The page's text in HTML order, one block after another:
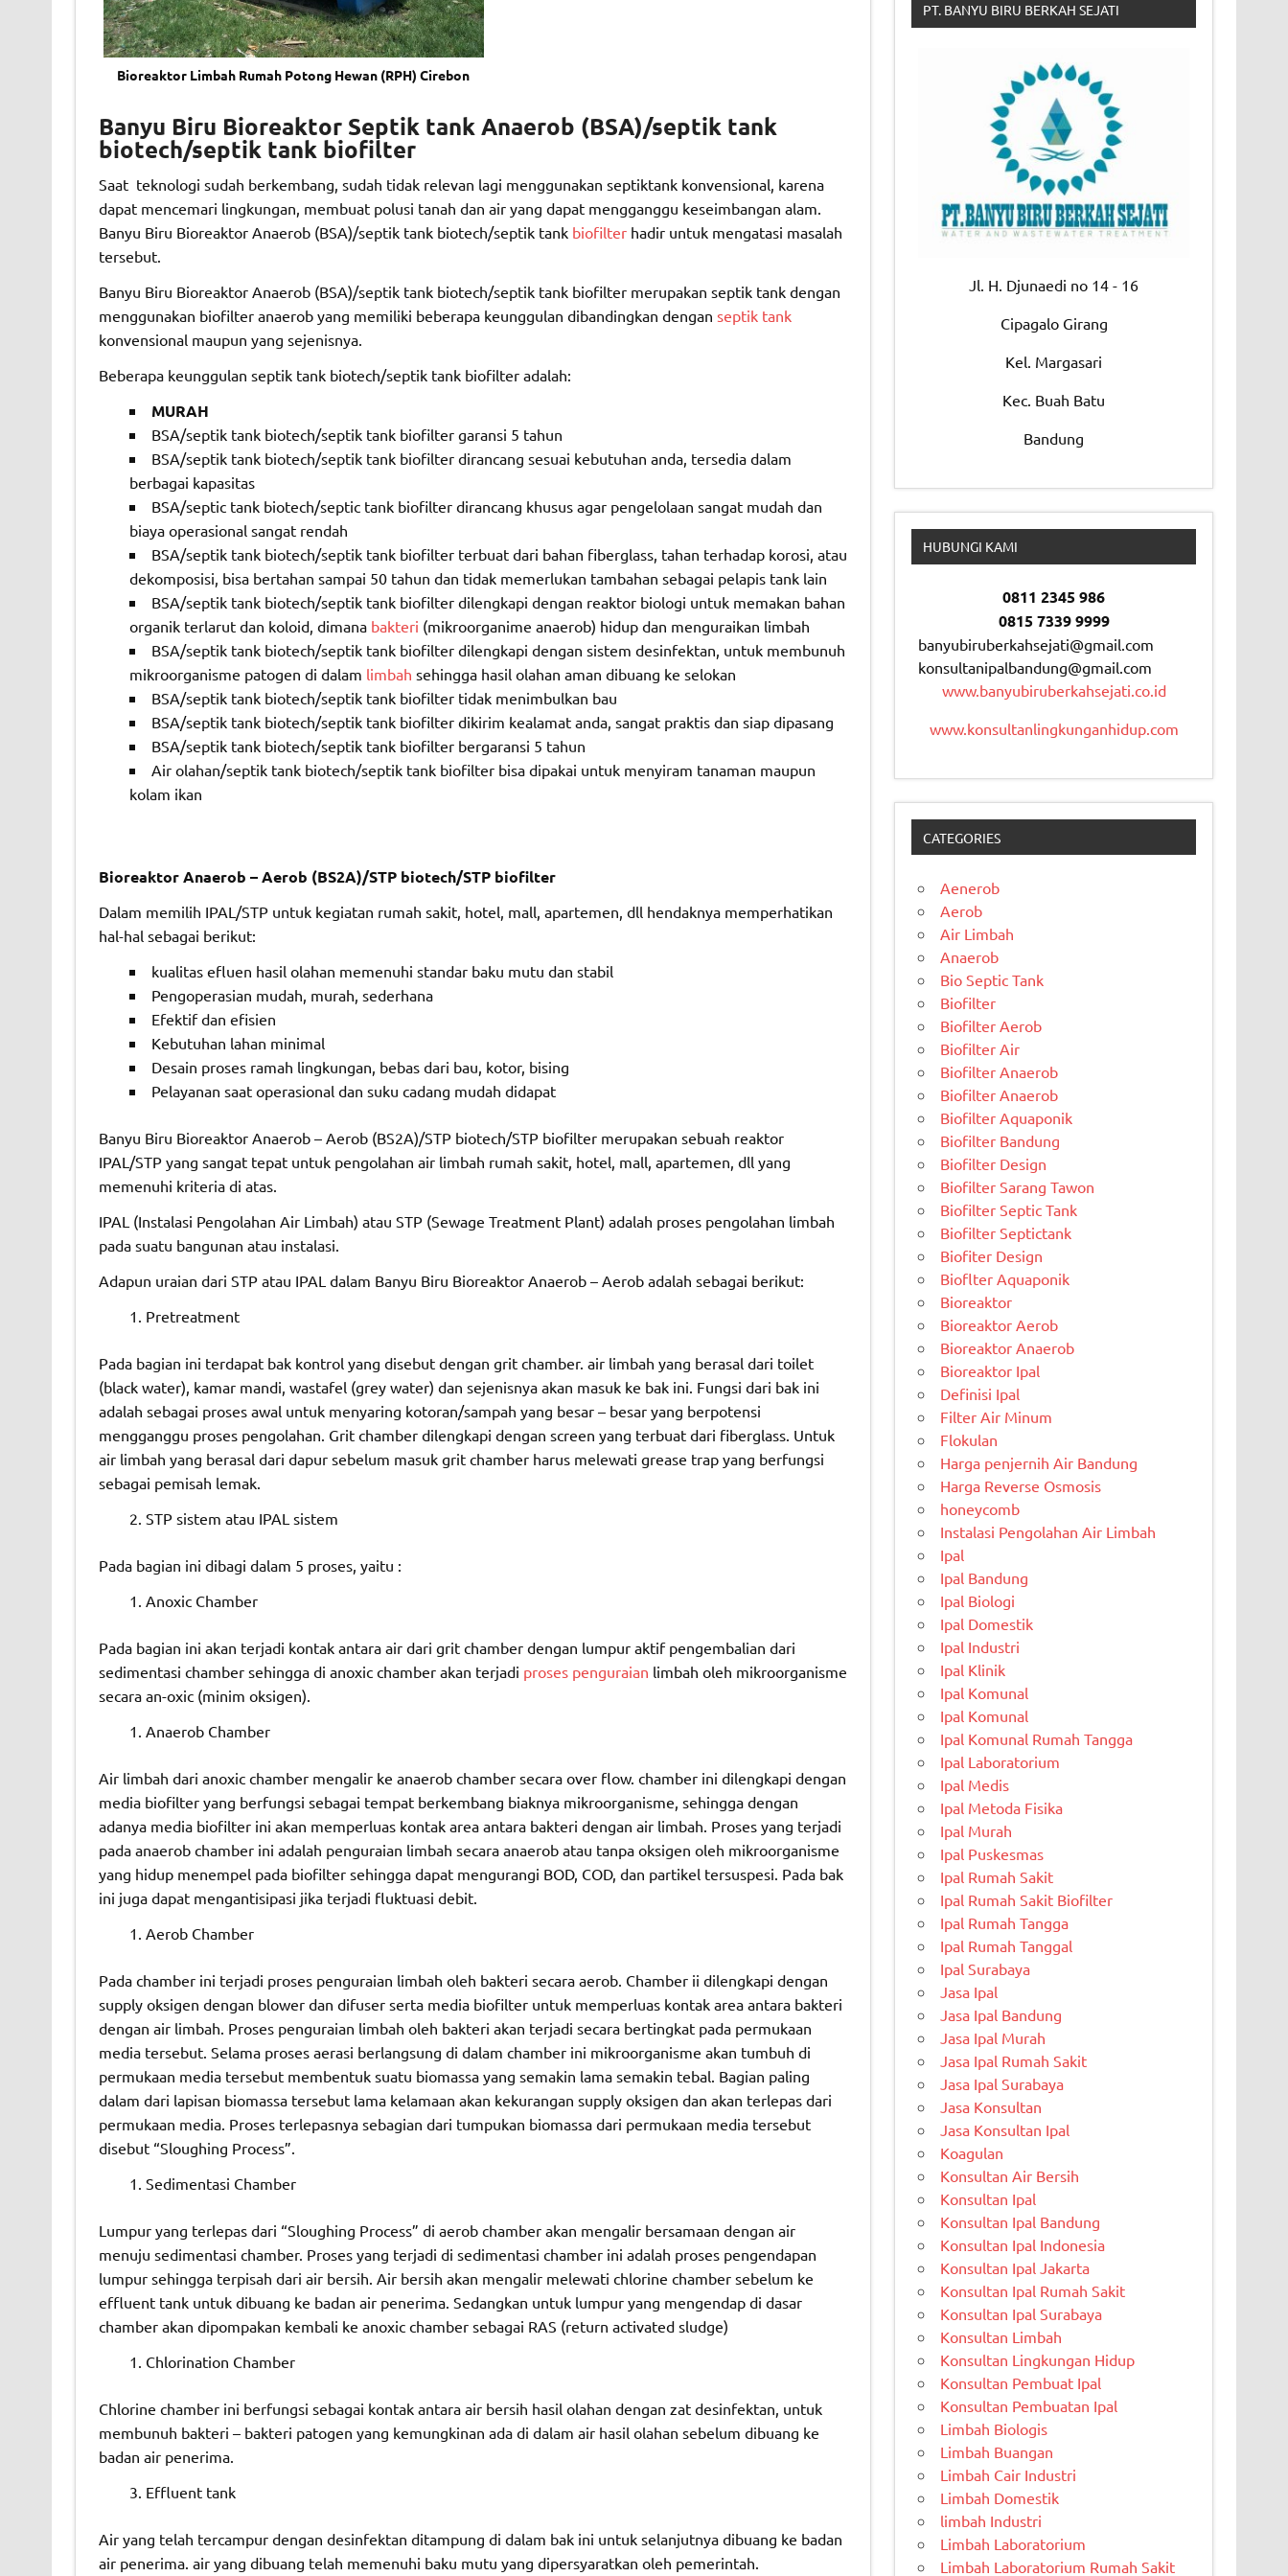
Bioreaktor Limbah Rumah Potong Hewan (RPH) Cirebon
Banyu Biru Bioreaktor Septik tank Anaerob (BSA)/septik tank
biotech/septik tank biofilter
Saat teknologi sudah berkembang, sudah tidak relevan lagi menggunakan septiktank konvensional, karena
dapat mencemari lingkungan, membuat polusi tanah dan air yang dapat mengganggu keseimbangan alam.
Banyu Biru Bioreaktor Anaerob (BSA)/septik tank biotech/septik tank biofilterhadir untuk mengatasi masalah
tersebut.
Banyu Biru Bioreaktor Anaerob (BSA)/septik tank biotech/septik tank biofilter merupakan septik tank dengan
menggunakan biofilter anaerob yang memiliki beberapa keunggulan dibandingkan dengan septik tank
konvensional maupun yang sejenisnya.
Beberapa keunggulan septik tank biotech/septik tank biofilter adalah:
MURAH
BSA/septik tank biotech/septik tank biofilter garansi 5 tahun
BSA/septik tank biotech/septik tank biofilter dirancang sesuai kebutuhan anda, tersedia dalam
berbagai kapasitas
BSA/septic tank biotech/septic tank biofilter dirancang khusus agar pengelolaan sangat mudah dan
biaya operasional sangat rendah
BSA/septik tank biotech/septik tank biofilter terbuat dari bahan fiberglass, tahan terhadap korosi, atau
dekomposisi, bisa bertahan sampai 50 tahun dan tidak memerlukan tambahan sebagai pelapis tank lain
BSA/septik tank biotech/septik tank biofilter dilengkapi dengan reaktor biologi untuk memakan bahan
organik terlarut dan koloid, dimana bakteri (mikroorganime anaerob) hidup dan menguraikan limbah
BSA/septik tank biotech/septik tank biofilter dilengkapi dengan sistem desinfektan, untuk membunuh
mikroorganisme patogen di dalam limbah sehingga hasil olahan aman dibuang ke selokan
BSA/septik tank biotech/septik tank biofilter tidak menimbulkan bau
BSA/septik tank biotech/septik tank biofilter dikirim kealamat anda, sangat praktis dan siap dipasang
BSA/septik tank biotech/septik tank biofilter bergaransi 5 tahun
Air olahan/septik tank biotech/septik tank biofilter bisa dipakai untuk menyiram tanaman maupun
kolam ikan
Bioreaktor Anaerob – Aerob (BS2A)/STP biotech/STP biofilter
Dalam memilih IPAL/STP untuk kegiatan rumah sakit, hotel, mall, apartemen, dll hendaknya memperhatikan
hal-hal sebagai berikut:
kualitas efluen hasil olahan memenuhi standar baku mutu dan stabil
Pengoperasian mudah, murah, sederhana
Efektif dan efisien
Kebutuhan lahan minimal
Desain proses ramah lingkungan, bebas dari bau, kotor, bising
Pelayanan saat operasional dan suku cadang mudah didapat
Banyu Biru Bioreaktor Anaerob – Aerob (BS2A)/STP biotech/STP biofilter merupakan sebuah reaktor
IPAL/STP yang sangat tepat untuk pengolahan air limbah rumah sakit, hotel, mall, apartemen, dll yang
memenuhi kriteria di atas.
IPAL (Instalasi Pengolahan Air Limbah) atau STP (Sewage Treatment Plant) adalah proses pengolahan limbah
pada suatu bangunan atau instalasi.
Adapun uraian dari STP atau IPAL dalam Banyu Biru Bioreaktor Anaerob – Aerob adalah sebagai berikut:
Pretreatment
Pada bagian ini terdapat bak kontrol yang disebut dengan grit chamber. air limbah yang berasal dari toilet
(black water), kamar mandi, wastafel (grey water) dan sejenisnya akan masuk ke bak ini. Fungsi dari bak ini
adalah sebagai proses awal untuk menyaring kotoran/sampah yang besar – besar yang berpotensi
mengganggu proses pengolahan. Grit chamber dilengkapi dengan screen yang terbuat dari fiberglass. Untuk
air limbah yang berasal dari dapur sebelum masuk grit chamber harus melewati grease trap yang berfungsi
sebagai pemisah lemak.
STP sistem atau IPAL sistem
Pada bagian ini dibagi dalam 5 proses, yaitu :
Anoxic Chamber
Pada bagian ini akan terjadi kontak antara air dari grit chamber dengan lumpur aktif pengembalian dari
sedimentasi chamber sehingga di anoxic chamber akan terjadi proses penguraian limbah oleh mikroorganisme
secara an-oxic (minim oksigen).
Anaerob Chamber
Air limbah dari anoxic chamber mengalir ke anaerob chamber secara over flow. chamber ini dilengkapi dengan
media biofilter yang berfungsi sebagai tempat berkembang biaknya mikroorganisme, sehingga dengan
adanya media biofilter ini akan memperluas kontak area antara bakteri dengan air limbah. Proses yang terjadi
pada anaerob chamber ini adalah penguraian limbah secara anaerob atau tanpa oksigen oleh mikroorganisme
yang hidup menempel pada biofilter sehingga dapat mengurangi BOD, COD, dan partikel tersuspesi. Pada bak
ini juga dapat mengantisipasi jika terjadi fluktuasi debit.
Aerob Chamber
Pada chamber ini terjadi proses penguraian limbah oleh bakteri secara aerob. Chamber ii dilengkapi dengan
supply oksigen dengan blower dan difuser serta media biofilter untuk memperluas kontak area antara bakteri
dengan air limbah. Proses penguraian limbah oleh bakteri akan terjadi secara bertingkat pada permukaan
media tersebut. Selama proses aerasi berlangsung di dalam chamber ini mikroorganisme akan tumbuh di
permukaan media tersebut membentuk suatu biomassa yang semakin lama semakin tebal. Bagian paling
dalam dari lapisan biomassa tersebut lama kelamaan akan kekurangan supply oksigen dan akan terlepas dari
permukaan media. Proses terlepasnya sebagian dari tumpukan biomassa dari permukaan media tersebut
disebut “Sloughing Process”.
Sedimentasi Chamber
Lumpur yang terlepas dari “Sloughing Process” di aerob chamber akan mengalir bersamaan dengan air
menuju sedimentasi chamber. Proses yang terjadi di sedimentasi chamber ini adalah proses pengendapan
lumpur sehingga terpisah dari air bersih. Air bersih akan mengalir melewati chlorine chamber sebelum ke
effluent tank untuk dibuang ke badan air penerima. Sedangkan untuk lumpur yang mengendap di dasar
chamber akan dipompakan kembali ke anoxic chamber sebagai RAS (return activated sludge)
Chlorination Chamber
Chlorine chamber ini berfungsi sebagai kontak antara air bersih hasil olahan dengan zat desinfektan, untuk
membunuh bakteri – bakteri patogen yang kemungkinan ada di dalam air hasil olahan sebelum dibuang ke
badan air penerima.
Effluent tank
Air yang telah tercampur dengan desinfektan ditampung di dalam bak ini untuk selanjutnya dibuang ke badan
air penerima. air yang dibuang telah memenuhi baku mutu yang dipersyaratkan oleh pemerintah.
PT. BANYU BIRU BERKAH SEJATI
Jl. H. Djunaedi no 14 - 16
Cipagalo Girang
Kel. Margasari
Kec. Buah Batu
Bandung
HUBUNGI KAMI
0811 2345 986
0815 7339 9999
banyubiruberkahsejati@gmail.com
konsultanipalbandung@gmail.com
www.banyubiruberkahsejati.co.id
www.konsultanlingkunganhidup.com
CATEGORIES
Aenerob
Aerob
Air Limbah
Anaerob
Bio Septic Tank
Biofilter
Biofilter Aerob
Biofilter Air
Biofilter Anaerob
Biofilter Anaerob
Biofilter Aquaponik
Biofilter Bandung
Biofilter Design
Biofilter Sarang Tawon
Biofilter Septic Tank
Biofilter Septictank
Biofiter Design
Bioflter Aquaponik
Bioreaktor
Bioreaktor Aerob
Bioreaktor Anaerob
Bioreaktor Ipal
Definisi Ipal
Filter Air Minum
Flokulan
Harga penjernih Air Bandung
Harga Reverse Osmosis
honeycomb
Instalasi Pengolahan Air Limbah
Ipal
Ipal Bandung
Ipal Biologi
Ipal Domestik
Ipal Industri
Ipal Klinik
Ipal Komunal
Ipal Komunal
Ipal Komunal Rumah Tangga
Ipal Laboratorium
Ipal Medis
Ipal Metoda Fisika
Ipal Murah
Ipal Puskesmas
Ipal Rumah Sakit
Ipal Rumah Sakit Biofilter
Ipal Rumah Tangga
Ipal Rumah Tanggal
Ipal Surabaya
Jasa Ipal
Jasa Ipal Bandung
Jasa Ipal Murah
Jasa Ipal Rumah Sakit
Jasa Ipal Surabaya
Jasa Konsultan
Jasa Konsultan Ipal
Koagulan
Konsultan Air Bersih
Konsultan Ipal
Konsultan Ipal Bandung
Konsultan Ipal Indonesia
Konsultan Ipal Jakarta
Konsultan Ipal Rumah Sakit
Konsultan Ipal Surabaya
Konsultan Limbah
Konsultan Lingkungan Hidup
Konsultan Pembuat Ipal
Konsultan Pembuatan Ipal
Limbah Biologis
Limbah Buangan
Limbah Cair Industri
Limbah Domestik
limbah Industri
Limbah Laboratorium
Limbah Laboratorium Rumah Sakit